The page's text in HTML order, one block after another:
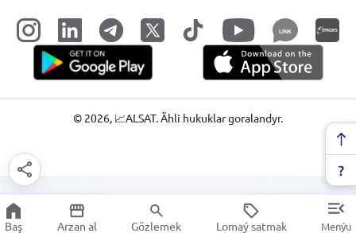
LINK
© 2026, 📈ALSAT. Ähli hukuklar goralandyr.
Baş Arzan al Gözlemek Lomaý satmak Menýu